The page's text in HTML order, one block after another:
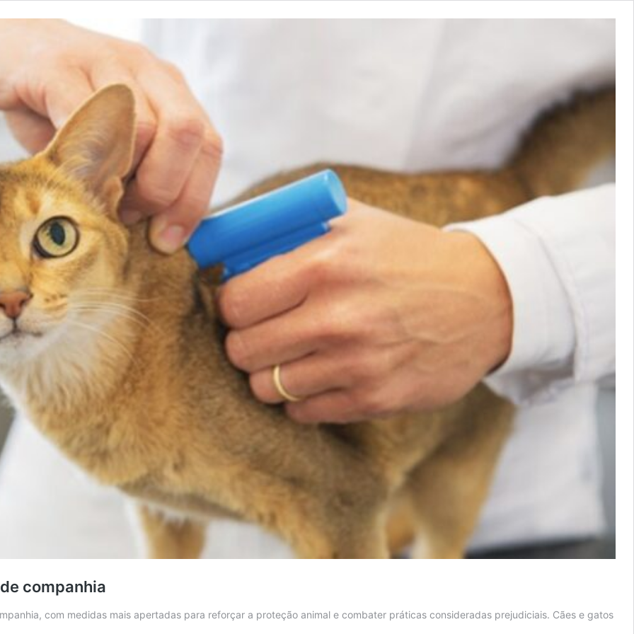
companhia
com medidas mais apertadas para reforçar a proteção animal e combater práticas consideradas prejudiciais. Cães e gatos